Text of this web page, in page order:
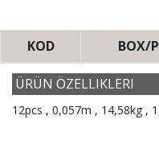
KOD BOX/
ÜRÜN ÖZELLIKLERI
12pcs , 0,057m , 14,58kg ,